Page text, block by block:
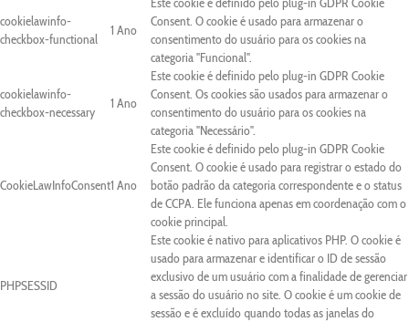
cookielawinfo-
checkbox-functional
1 Ano
Consent. O cookie é usado para armazenar o
consentimento do usuário para os cookies na
categoria "Funcional".
cookielawinfo-
checkbox-necessary
1 Ano
Este cookie é definido pelo plug-in GDPR Cookie
Consent. Os cookies são usados para armazenar o
consentimento do usuário para os cookies na
categoria "Necessário".
CookieLawInfoConsent1 Ano
Este cookie é definido pelo plug-in GDPR Cookie
Consent. O cookie é usado para registrar o estado do
botão padrão da categoria correspondente e o status
de CCPA. Ele funciona apenas em coordenação com o
cookie principal.
PHPSESSID
Este cookie é nativo para aplicativos PHP. O cookie é
usado para armazenar e identificar o ID de sessão
exclusivo de um usuário com a finalidade de gerenciar
a sessão do usuário no site. O cookie é um cookie de
sessão e é excluído quando todas as janelas do